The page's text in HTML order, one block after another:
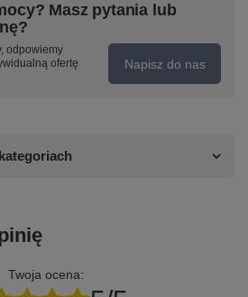
Masz pytania lub
odpowiemy
ofertę
Napisz do nas
Twoja ocena: